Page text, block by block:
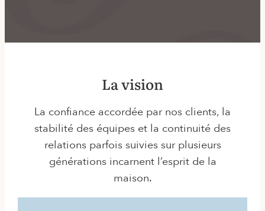
La vision
La confiance accordée par nos clients, la
stabilité des équipes et la continuité des
relations parfois suivies sur plusieurs
générations incarnent l’esprit de la
maison.